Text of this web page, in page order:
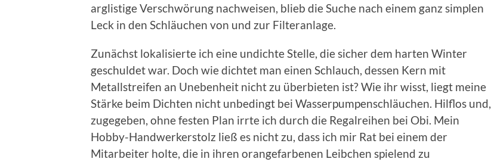
arglistige Verschwörung nachweisen, blieb die Suche nach einem ganz simplen
Leck in den Schläuchen von und zur Filteranlage.
Zunächst lokalisierte ich eine undichte Stelle, die sicher dem harten Winter
geschuldet war. Doch wie dichtet man einen Schlauch, dessen Kern mit
Metallstreifen an Unebenheit nicht zu überbieten ist? Wie ihr wisst, liegt meine
Stärke beim Dichten nicht unbedingt bei Wasserpumpenschläuchen. Hilflos und,
zugegeben, ohne festen Plan irrte ich durch die Regalreihen bei Obi. Mein
Hobby-Handwerkerstolz ließ es nicht zu, dass ich mir Rat bei einem der
Mitarbeiter holte, die in ihren orangefarbenen Leibchen spielend zu